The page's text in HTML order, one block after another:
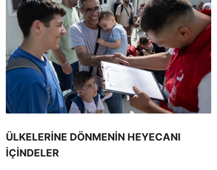
ÜLKELERİNE DÖNMENİN HEYECANI
İÇİNDELER